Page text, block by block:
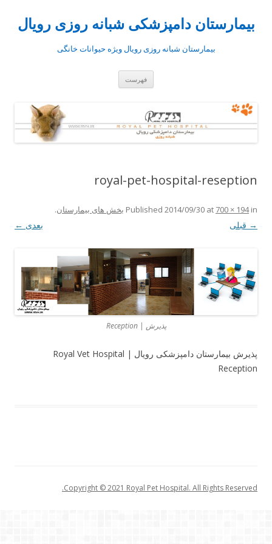
بیمارستان دامپزشکی شبانه روزی رویال
بیمارستان شبانه روزی رویال ویژه حیوانات خانگی
فهرست
royal-pet-hospital-reseption
Published 2014/09/30 at 700 × 194in بخش های بیمارستان.
→ قبلی بعدی ←
پذیرش | Reception
پذیرش بیمارستان دامپزشکی رویال | Royal Vet Hospital
Reception
Copyright © 2021 Royal Pet Hospital. All Rights Reserved.